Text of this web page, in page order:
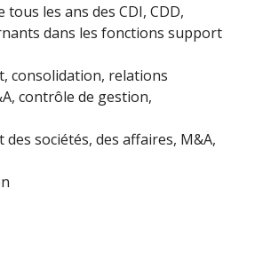
tous les ans des CDI, CDD,
dans les fonctions support
consolidation, relations
contrôle de gestion,
des sociétés, des affaires, M&A,